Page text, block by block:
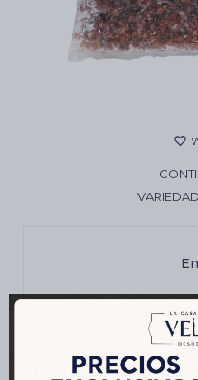
Cambios y
Cartas de Tarot
Artículos Esotéricos